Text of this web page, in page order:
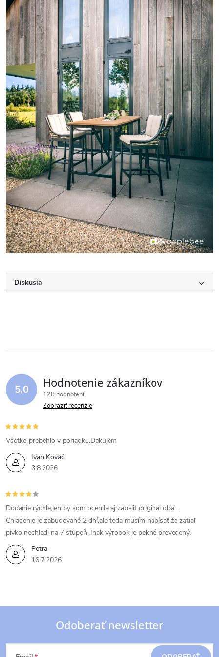
Diskusia
5,0 Hodnotenie zákazníkov
128 hodnotení
Zobraziť recenzie
Ivan Kováč
3.8.2026
Všetko prebehlo v poriadku.Dakujem
Petra
16.7.2026
Dodanie rýchle,len by som ocenila aj zabaliť originál obal.
Chladenie je zabudované 2 dní,ale teda musím napísať,že zatiaľ
pivko nechladi na 7 stupeň. Inak výrobok je pekné prevedený.
Z
Odoberať newsletter